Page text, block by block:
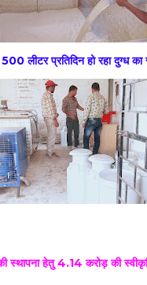
लीटर प्रतिदिन हो रहा दुग्ध का
स्थापना हेतु 4.14 करोड़ की